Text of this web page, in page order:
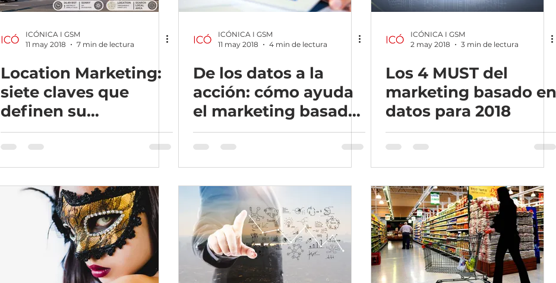
ICÓNICA I GSM
11 may 2018
7 min de lectura
Location Marketing:
siete claves que
definen su
estrategia.
ICÓNICA I GSM
11 may 2018
4 min de lectura
De los datos a la
acción: cómo ayuda
el marketing basado
en datos a la hora de
tomar decisiones
impo
ICÓNICA I GSM
2 may 2018
3 min de lectura
Los 4 MUST del
marketing basado en
datos para 2018